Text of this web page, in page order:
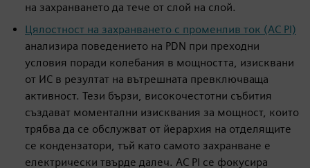
на захранването да тече от слой на слой.
Цялостност на захранването с променлив ток (AC PI)
анализира поведението на PDN при преходни
условия поради колебания в мощността, изисквани
от ИС в резултат на вътрешната превключваща
активност. Тези бързи, високочестотни събития
създават моментални изисквания за мощност, които
трябва да се обслужват от йерархия на отделящите
се кондензатори, тъй като самото захранване е
електрически твърде далеч. AC PI се фокусира